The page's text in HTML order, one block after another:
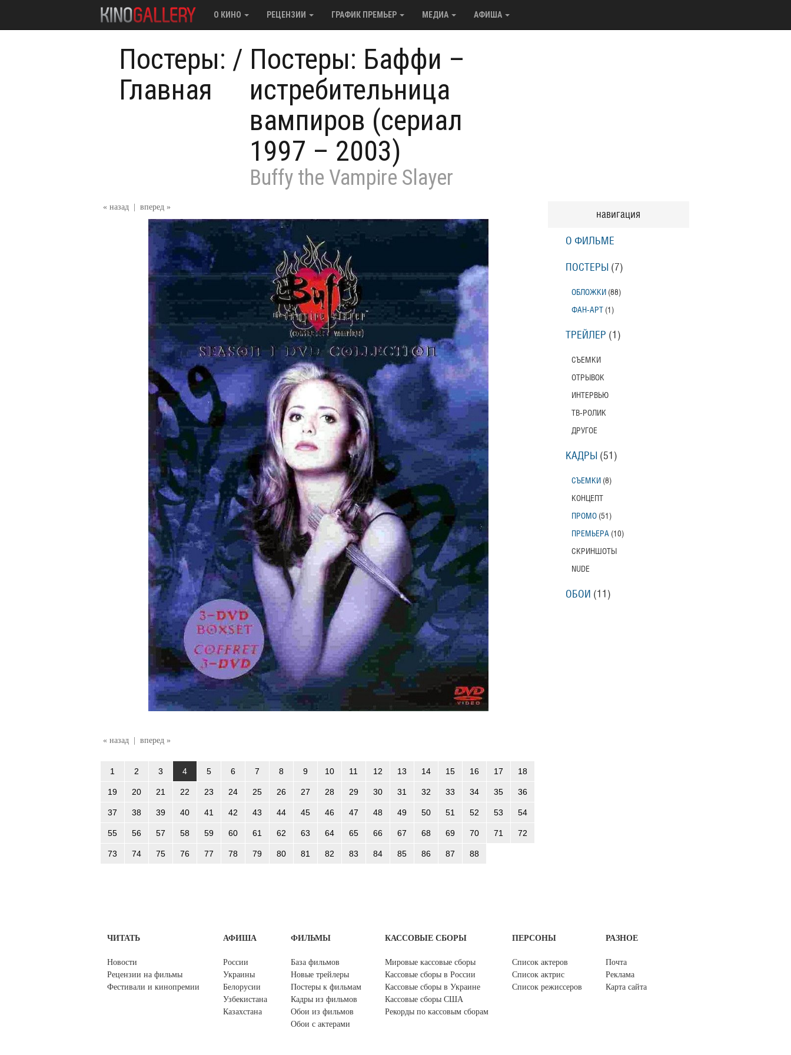
О КИНО РЕЦЕНЗИИ ГРАФИК ПРЕМЬЕР МЕДИА АФИША
Постеры:
Главная
/ Постеры: Баффи –
истребительница
вампиров (сериал
1997 – 2003)
Buffy the Vampire Slayer
« назад вперед »
« назад вперед »
1 2 3 4 5 6 7 8 9 10 11 12 13 14 15 16 17 18
19 20 21 22 23 24 25 26 27 28 29 30 31 32 33 34 35 36
37 38 39 40 41 42 43 44 45 46 47 48 49 50 51 52 53 54
55 56 57 58 59 60 61 62 63 64 65 66 67 68 69 70 71 72
73 74 75 76 77 78 79 80 81 82 83 84 85 86 87 88
навигация
О ФИЛЬМЕ
ПОСТЕРЫ (7)
ОБЛОЖКИ (88)
ФАН-АРТ (1)
ТРЕЙЛЕР (1)
СЪЕМКИ
ОТРЫВОК
ИНТЕРВЬЮ
ТВ-РОЛИК
ДРУГОЕ
КАДРЫ (51)
СЪЕМКИ (8)
КОНЦЕПТ
ПРОМО (51)
ПРЕМЬЕРА (10)
СКРИНШОТЫ
NUDE
ОБОИ (11)
ЧИТАТЬ
Новости
Рецензии на фильмы
Фестивали и кинопремии
АФИША
России
Украины
Белорусии
Узбекистана
Казахстана
ФИЛЬМЫ
База фильмов
Новые трейлеры
Постеры к фильмам
Кадры из фильмов
Обои из фильмов
Обои с актерами
КАССОВЫЕ СБОРЫ
Мировые кассовые сборы
Кассовые сборы в России
Кассовые сборы в Украине
Кассовые сборы США
Рекорды по кассовым сборам
ПЕРСОНЫ
Список актеров
Список актрис
Список режиссеров
РАЗНОЕ
Почта
Реклама
Карта сайта